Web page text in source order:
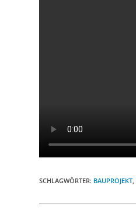
SCHLAGWÖRTER: BAUPROJEKT